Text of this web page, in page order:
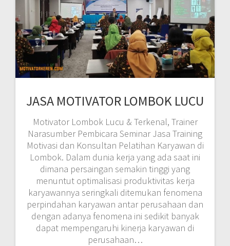
JASA MOTIVATOR LOMBOK LUCU
Motivator Lombok Lucu & Terkenal, Trainer
Narasumber Pembicara Seminar Jasa Training
Motivasi dan Konsultan Pelatihan Karyawan di
Lombok. Dalam dunia kerja yang ada saat ini
dimana persaingan semakin tinggi yang
menuntut optimalisasi produktivitas kerja
karyawannya seringkali ditemukan fenomena
perpindahan karyawan antar perusahaan dan
dengan adanya fenomena ini sedikit banyak
dapat mempengaruhi kinerja karyawan di
perusahaan…